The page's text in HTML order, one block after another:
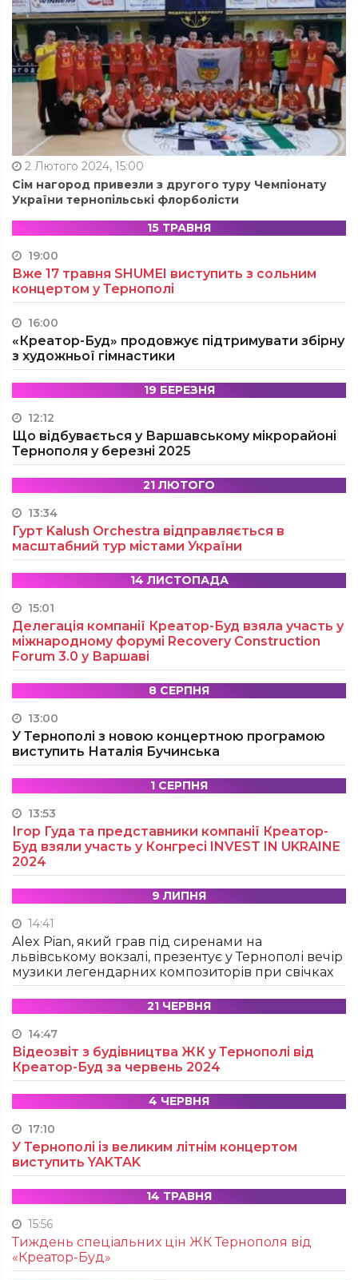
2 Лютого 2024, 15:00
Сім нагород привезли з другого туру Чемпіонату
України тернопільські флорболісти
15 ТРАВНЯ
19:00
Вже 17 травня SHUMEI виступить з сольним
концертом у Тернополі
16:00
«Креатор-Буд» продовжує підтримувати збірну
з художньої гімнастики
19 БЕРЕЗНЯ
12:12
Що відбувається у Варшавському мікрорайоні
Тернополя у березні 2025
21 ЛЮТОГО
13:34
Гурт Kalush Orchestra відправляється в
масштабний тур містами України
14 ЛИСТОПАДА
15:01
Делегація компанії Креатор-Буд взяла участь у
міжнародному форумі Recovery Construction
Forum 3.0 у Варшаві
8 СЕРПНЯ
13:00
У Тернополі з новою концертною програмою
виступить Наталія Бучинська
1 СЕРПНЯ
13:53
Ігор Гуда та представники компанії Креатор-
Буд взяли участь у Конгресі INVEST IN UKRAINE
2024
9 ЛИПНЯ
14:41
Alex Pian, який грав під сиренами на
львівському вокзалі, презентує у Тернополі вечір
музики легендарних композиторів при свічках
21 ЧЕРВНЯ
14:47
Відеозвіт з будівництва ЖК у Тернополі від
Креатор-Буд за червень 2024
4 ЧЕРВНЯ
17:10
У Тернополі із великим літнім концертом
виступить YAKTAK
14 ТРАВНЯ
15:56
Тиждень спеціальних цін ЖК Тернополя від
«Креатор-Буд»